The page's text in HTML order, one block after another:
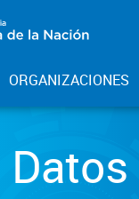
ORGANIZACIONES
Datos